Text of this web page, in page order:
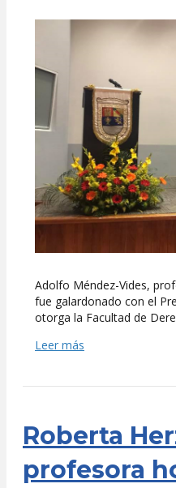
Méndez-
al
Autor
Nacional
Adolfo Méndez-Vides,
fue galardonado con el
otorga la Facultad de
Leer más
Roberta
profesora